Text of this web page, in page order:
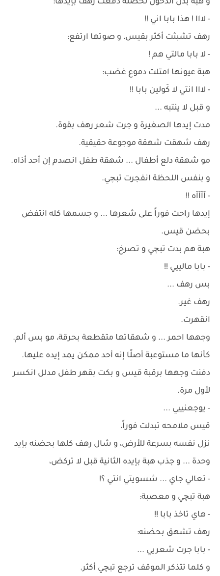
و هبة بدل الدخول لحضنه دفعت رهف بإيدها:
- لااا ! هذا بابا اني !!
رهف تشبثت أكثر بقيس، و صوتها ارتفع:
- لا بابا مالتي هم !
هبة عيونها امتلت دموع غضب:
- لااا انتي لا كَولين بابا !!
و قبل لا ينتبه ...
مدت إيدها الصغيرة و جرت شعر رهف بقوة.
رهف شهقت شهقة موجوعة حقيقية.
مو شهقة دلع أطفال ... شهقة طفل انصدم إن أحد أذاه.
و بنفس اللحظة انفجرت تبچي.
- آآآآه !!
إيدها راحت فوراً على شعرها ... و جسمها كله انتفض
بحضن قيس.
هبة هم بدت تبچي و تصرخ:
- بابا مالييي !!
بس رهف ...
رهف غير.
انقهرت.
وجهها احمر ... و شهقاتها متقطعة بحرقة، مو بس ألم.
كأنها ما مستوعبة أصلًا إنه أحد ممكن يمد إيده عليها.
دفنت وجهها برقبة قيس و بكت بقهر طفل مدلل انكسر
لأول مرة.
- يوجعنييي ...
قيس ملامحه تبدلت فوراً،
نزل نفسه بسرعة للأرض، و شال رهف كلها بحضنه بإيد
وحدة ... و جذب هبة بإيده الثانية قبل لا تركض،
- تعالي جاي ... شسويتي انتي ؟!
هبة تبچي و معصبة:
- هاي تاخذ بابا !!
رهف تشهق بحضنه:
- بابا جرت شعريي ...
و كلما تتذكر الموقف ترجع تبچي أكثر.